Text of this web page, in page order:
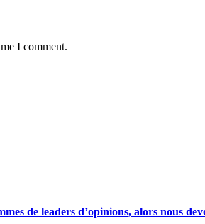
I comment.
de leaders d’opinions, alors nous